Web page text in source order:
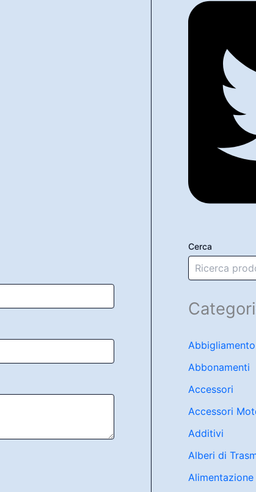
Cerca
Abbigliamento
Abbonamenti
Accessori
Accessori
Additivi
Alberi di
Alimentazione